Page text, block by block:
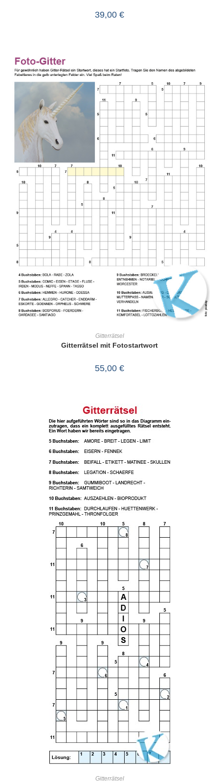
39,00 €
Gitterrätsel
Gitterrätsel mit Fotostartwort
55,00 €
Gitterrätsel